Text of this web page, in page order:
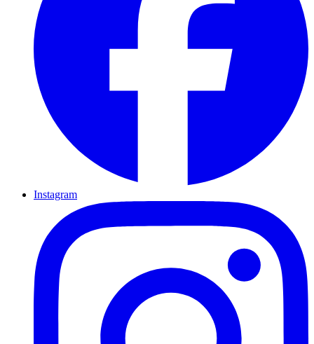
Instagram